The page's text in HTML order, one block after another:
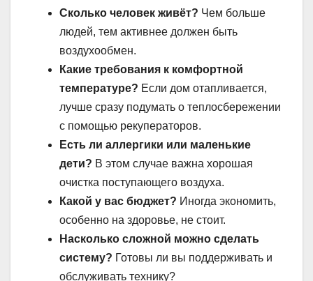
Сколько человек живёт? Чем больше
людей, тем активнее должен быть
воздухообмен.
Какие требования к комфортной
температуре? Если дом отапливается,
лучше сразу подумать о теплосбережении
с помощью рекуператоров.
Есть ли аллергики или маленькие
дети? В этом случае важна хорошая
очистка поступающего воздуха.
Какой у вас бюджет? Иногда экономить,
особенно на здоровье, не стоит.
Насколько сложной можно сделать
систему? Готовы ли вы поддерживать и
обслуживать технику?